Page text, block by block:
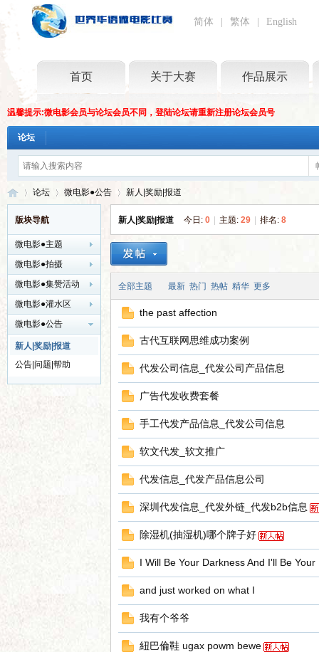
简体 繁体 English
首页 关于大赛 作品展示
温馨提示:微电影会员与论坛会员不同，登陆论坛请重新注册论坛会员号
论坛
世 »
论坛
›
微电影●公告 新人|奖励|报道
版块导航
微电影●主题
微电影●拍摄
微电影●集赞活动
微电影●灌水区
微电影●公告
新人|奖励|报道
公告|问题|帮助
新人|奖励|报道 今日: 0 主题: 29 排名: 8
全部主题 最新 热门 热帖 精华 更多
the past affection
古代互联网思维成功案例
代发公司信息_代发公司产品信息
广告代发收费套餐
手工代发产品信息_代发公司信息
软文代发_软文推广
代发信息_代发产品信息公司
深圳代发信息_代发外链_代发b2b信息
除湿机(抽湿机)哪个牌子好
I Will Be Your Darkness And I'll Be Your
and just worked on what I
我有个爷爷
紐巴倫鞋 ugax powm bewe